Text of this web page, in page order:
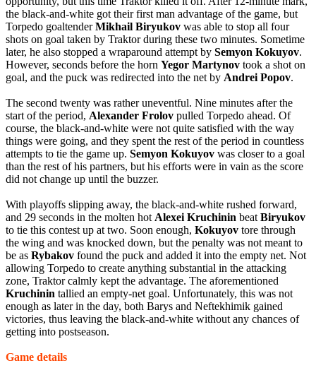
the black-and-white got their first man advantage of the game, but
Torpedo goaltenderMikhail Biryukov was able to stop all four
shots on goal taken by Traktor during these two minutes. Sometime
later, he also stopped a wraparound attempt by Semyon Kokuyov.
However, seconds before the horn Yegor Martynov took a shot on
goal, and the puck was redirected into the net by Andrei Popov.
The second twenty was rather uneventful. Nine minutes after the
start of the period, Alexander Frolov pulled Torpedo ahead. Of
course, the black-and-white were not quite satisfied with the way
things were going, and they spent the rest of the period in countless
attempts to tie the game up. Semyon Kokuyov was closer to a goal
than the rest of his partners, but his efforts were in vain as the score
did not change up until the buzzer.
With playoffs slipping away, the black-and-white rushed forward,
and 29 seconds in the molten hot Alexei Kruchinin beat Biryukov
to tie this contest up at two. Soon enough, Kokuyov tore through
the wing and was knocked down, but the penalty was not meant to
be as Rybakov found the puck and added it into the empty net. Not
allowing Torpedo to create anything substantial in the attacking
zone, Traktor calmly kept the advantage. The aforementioned
Kruchinin tallied an empty-net goal. Unfortunately, this was not
enough as later in the day, both Barys and Neftekhimik gained
victories, thus leaving the black-and-white without any chances of
getting into postseason.
Game details